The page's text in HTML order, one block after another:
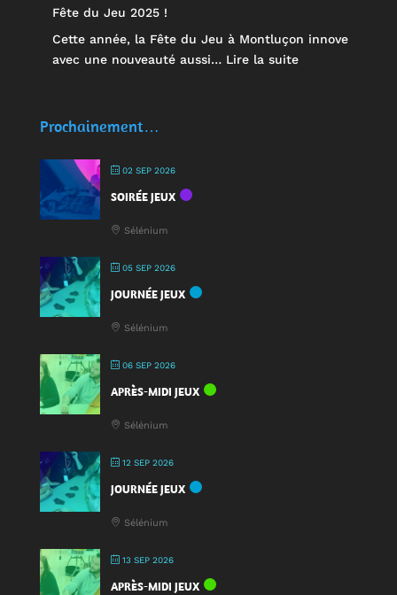
Fête du Jeu 2025 !
Cette année, la Fête du Jeu à Montluçon innove
avec une nouveauté aussi… Lire la suite:
Prochainement…
02 SEP 2026
SOIRÉE JEUX
Sélénium
05 SEP 2026
JOURNÉE JEUX
Sélénium
06 SEP 2026
APRÈS-MIDI JEUX
Sélénium
12 SEP 2026
JOURNÉE JEUX
Sélénium
13 SEP 2026
APRÈS-MIDI JEUX